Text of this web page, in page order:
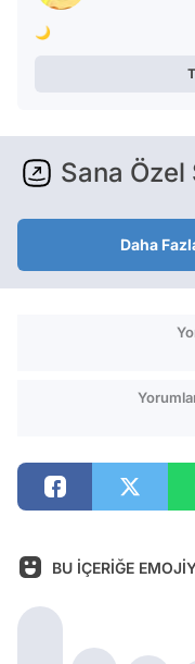
🌙
Sana
Daha
BU İÇERİĞE